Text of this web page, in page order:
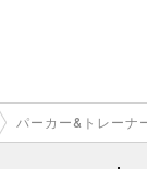
パーカー&トレーナ